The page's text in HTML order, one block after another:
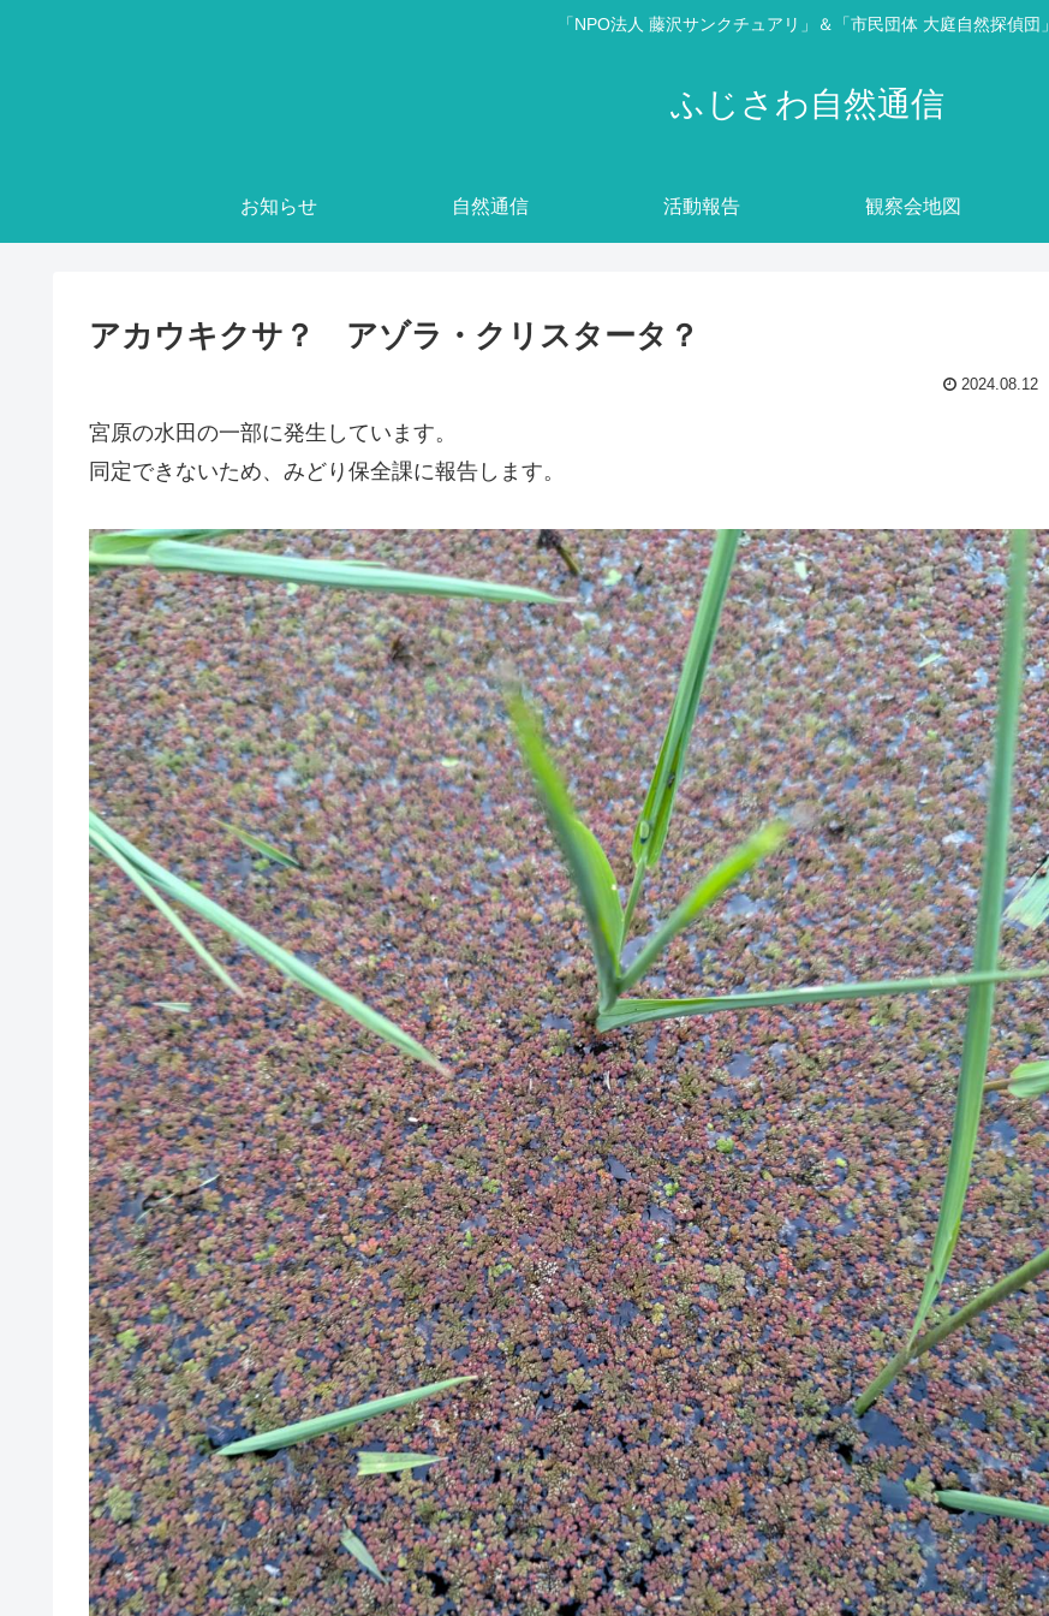
「NPO法人 藤沢サンクチュアリ」＆「市民団体 大庭自然探偵団」
ふじさわ自然通信
お知らせ 自然通信 活動報告 観察会地図
アカウキクサ？ アゾラ・クリスタータ？
2024.08.12
宮原の水田の一部に発生しています。
同定できないため、みどり保全課に報告します。